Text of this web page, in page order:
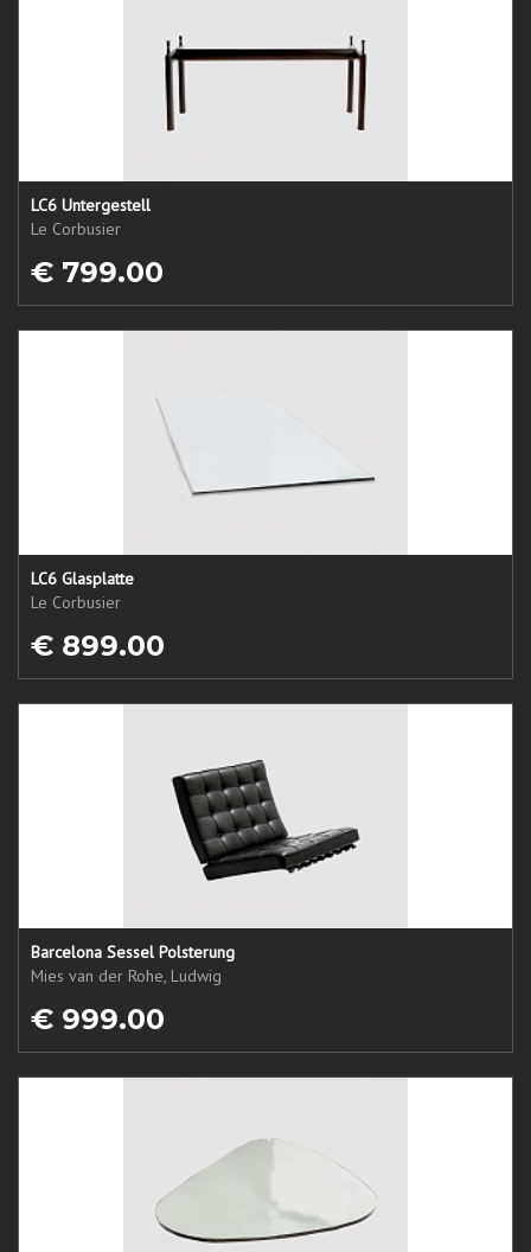
LC6 Untergestell
Le Corbusier
€ 799.00
LC6 Glasplatte
Le Corbusier
€ 899.00
Barcelona Sessel Polsterung
Mies van der Rohe, Ludwig
€ 999.00